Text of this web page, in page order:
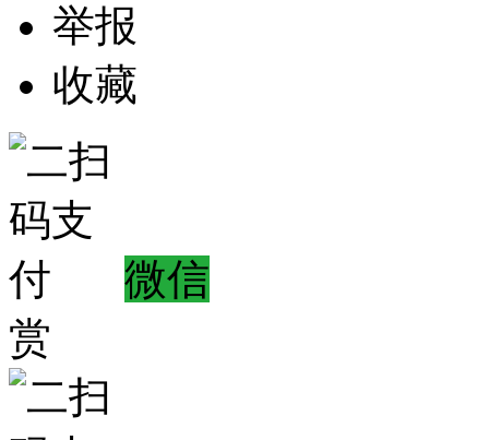
举报
收藏
微信
赏